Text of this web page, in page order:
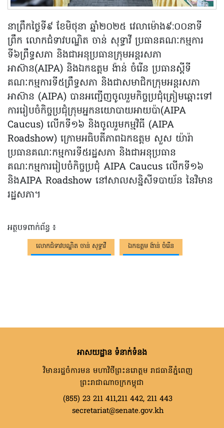
នាព្រឹកថ្ងៃទី៩ ខែមិថុនា ឆ្នាំ២០២៥ វេលាម៉ោង៩:០០នាទី
ព្រឹក លោកជំទាវបណ្ឌិត ចាន់ សុទ្ធាវី ប្រធានគណៈកម្មការ
ទី៦ព្រឹទ្ធសភា និងជាអនុប្រធានក្រុមអន្តរសភា
អាស៊ាន(AIPA) និងឯកឧត្តម ង៉ាន់ ចំរើន ប្រធានស្តីទី
គណៈកម្មការទី៥ព្រឹទ្ធសភា និងជាសមាជិកក្រុមអន្តរសភា
អាស៊ាន (AIPA) បានអញ្ជើញចូលរួមកិច្ចប្រជុំត្រៀមឆ្ពោះទៅ
ការរៀបចំកិច្ចប្រជុំក្រុមអ្នកនយោបាយអាយប៉ា(AIPA
Caucus) លើកទី១៦ និងចូលរួមកម្មវិធី (AIPA
Roadshow) ក្រោមអធិបតីភាពឯកឧត្តម សួស យ៉ារ៉ា
ប្រធានគណៈកម្មការទី៥រដ្ឋសភា និងជាអនុប្រធាន
គណៈកម្មការរៀបចំកិច្ចប្រជុំ AIPA Caucus លើកទី១៦
និងAIPA Roadshow នៅសាលសន្និសីទបាយ័ន នៃវិមាន
រដ្ឋសភា។
អត្ថបទពាក់ព័ន្ធ ៖
លោកជំទាវបណ្ឌិត ចាន់ សុទ្ធាវី ឯកឧត្តម ង៉ាន់ ចំរើន
អាសយដ្ឋាន ទំនាក់ទំនង
វិមានរដ្ឋចំការមន មហាវិថីព្រះនរោត្តម រាជធានីភ្នំពេញ
ព្រះរាជាណាចក្រកម្ពុជា
(855) 23 211 411,211 442, 211 443
secretariat@senate.gov.kh